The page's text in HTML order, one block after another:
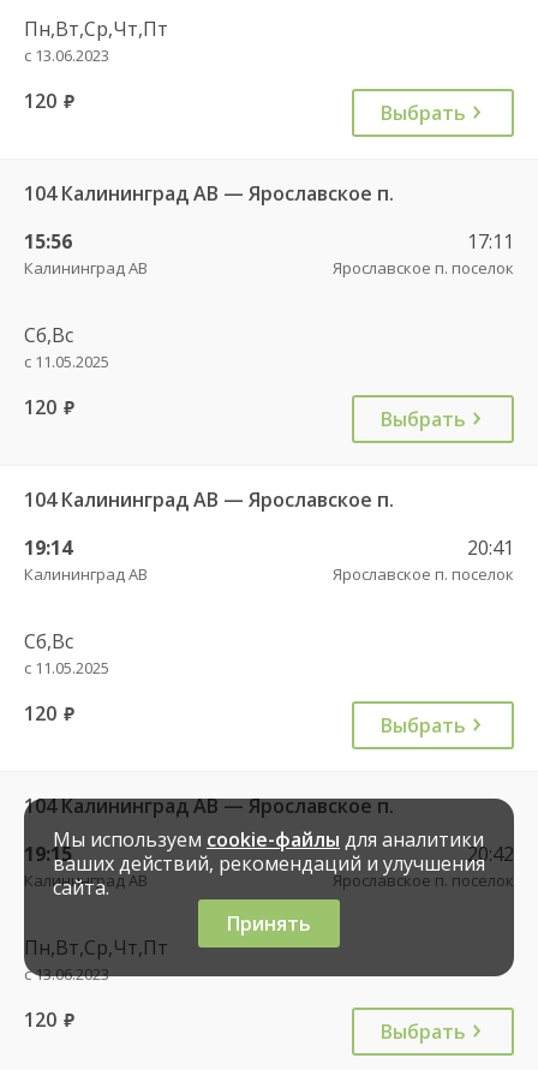
Пн,Вт,Ср,Чт,Пт
с 13.06.2023
120 руб. Выбрать
104 Калининград АВ — Ярославское п.
15:56
Калининград АВ
17:11
Ярославское п. поселок
Сб,Вс
с 11.05.2025
120 руб. Выбрать
104 Калининград АВ — Ярославское п.
19:14
Калининград АВ
20:41
Ярославское п. поселок
Сб,Вс
с 11.05.2025
120 руб. Выбрать
104 Калининград АВ — Ярославское п.
19:15
Калининград АВ
20:42
Ярославское п. поселок
Пн,Вт,Ср,Чт,Пт
с 13.06.2023
120 руб. Выбрать
Мы используем cookie-файлы для аналитики
ваших действий, рекомендаций и улучшения
сайта.
Принять